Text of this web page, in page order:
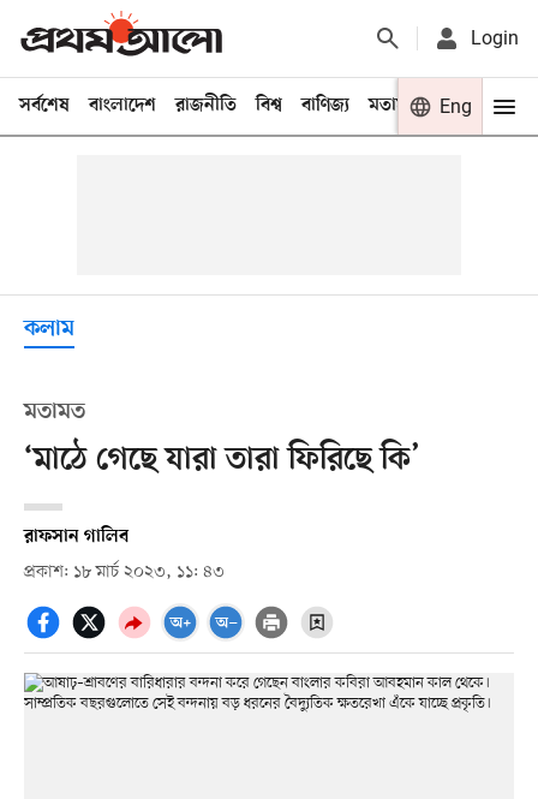
Login
সর্বশেষ বাংলাদেশ রাজনীতি বিশ্ব বাণিজ্য মতামত খেলা
Eng
কলাম
মতামত
‘মাঠে গেছে যারা তারা ফিরিছে কি’
রাফসান গালিব
প্রকাশ: ১৮ মার্চ ২০২৩, ১১: ৪৩